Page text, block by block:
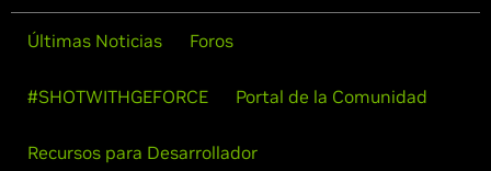
Últimas Noticias Foros
#SHOTWITHGEFORCE Portal de la Comunidad
Recursos para Desarrollador